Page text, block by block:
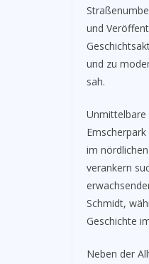
und
und zu
sah.
Unmittelbare
im
verankern
Schmidt,
Geschichte
Neben der